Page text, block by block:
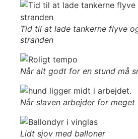
Tid til at lade tankerne flyve
stranden
Når alt godt for en stund må
Når slaven arbejder for meget
Lidt sjov med balloner